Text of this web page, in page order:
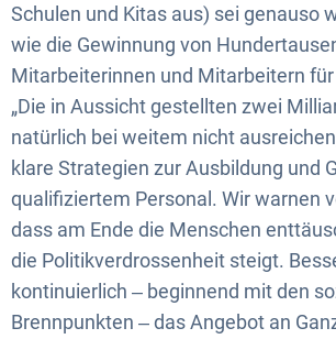
Schulen und Kitas aus) sei genauso
wie die Gewinnung von
Mitarbeiterinnen und Mitarbeitern
„Die in Aussicht gestellten zwei
natürlich bei weitem nicht
klare Strategien zur Ausbildung und
qualifiziertem Personal. Wir warnen
dass am Ende die Menschen
die Politikverdrossenheit steigt.
kontinuierlich ‒ beginnend mit den
Brennpunkten ‒ das Angebot an